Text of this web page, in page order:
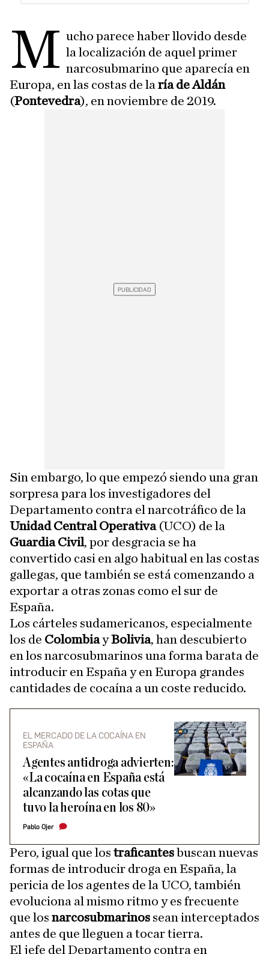
M ucho parece haber llovido desde
la localización de aquel primer
narcosubmarino que aparecía en
Europa, en las costas de la ría de Aldán
(Pontevedra), en noviembre de 2019.
Sin embargo, lo que empezó siendo una gran
sorpresa para los investigadores del
Departamento contra el narcotráfico de la
Unidad Central Operativa(UCO) de la
Guardia Civil, por desgracia se ha
convertido casi en algo habitual en las costas
gallegas, que también se está comenzando a
exportar a otras zonas como el sur de
España.
Los cárteles sudamericanos, especialmente
los de ColombiayBolivia, han descubierto
en los narcosubmarinos una forma barata de
introducir en España y en Europa grandes
cantidades de cocaína a un coste reducido.
​EL MERCADO DE LA COCAÍNA EN
ESPAÑA
Agentes antidroga advierten:
«La cocaína en España está
alcanzando las cotas que
tuvo la heroína en los 80»
Pablo Ojer
Pero, igual que los traficantesbuscan nuevas
formas de introducir droga en España, la
pericia de los agentes de la UCO, también
evoluciona al mismo ritmo y es frecuente
que los narcosubmarinos sean interceptados
antes de que lleguen a tocar tierra.
El jefe del Departamento contra en